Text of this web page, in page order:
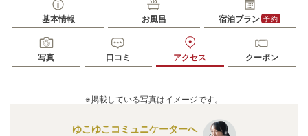
基本情報 お風呂 宿泊プラン 予約
写真 口コミ アクセス クーポン
※掲載している写真はイメージです。
ゆこゆこコミュニケーターへ